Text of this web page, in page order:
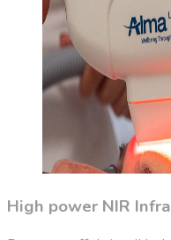
High power NIR